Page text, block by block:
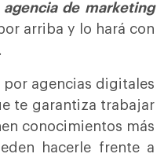
agencia de marketing
arriba y lo hará con
.
por agencias digitales
te garantiza trabajar
conocimientos más
hacerle frente a